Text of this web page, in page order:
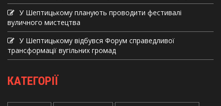
У Шептицькому планують проводити фестивалі
вуличного мистецтва
У Шептицькому відбувся Форум справедливої
трансформації вугільних громад
КАТЕГОРІЇ